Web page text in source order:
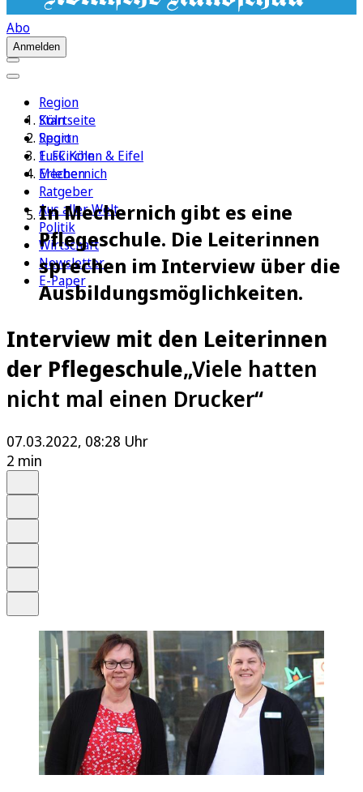
Abo
Anmelden
Region
Köln
Sport
1. FC Köln
Erleben
Ratgeber
Aus aller Welt
Politik
Wirtschaft
Newsletter
E-Paper
Startseite
Region
Euskirchen & Eifel
Mechernich
In Mechernich gibt es eine
Pflegeschule. Die Leiterinnen
sprechen im Interview über die
Ausbildungsmöglichkeiten.
Interview mit den Leiterinnen
der Pflegeschule„Viele hatten
nicht mal einen Drucker“
07.03.2022, 08:28 Uhr
2 min